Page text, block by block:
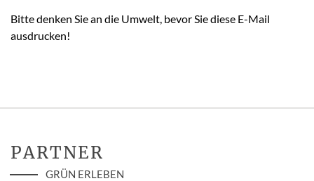
Bitte denken Sie an die Umwelt, bevor Sie diese E-Mail
ausdrucken!
PARTNER
GRÜN ERLEBEN